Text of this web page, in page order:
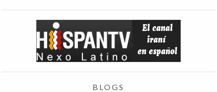
BLOGS